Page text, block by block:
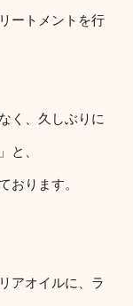
ートメントを行
く、久しぶりに
と、
おります。
アオイルに、ラ